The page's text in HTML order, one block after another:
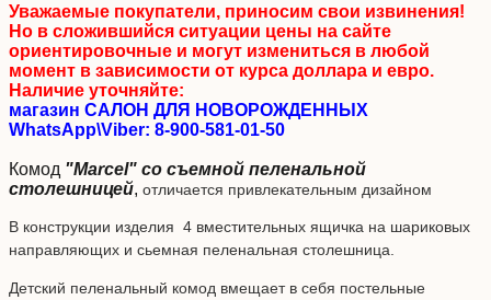
Уважаемые покупатели, приносим свои извинения!
Но в сложившийся ситуации цены на сайте
ориентировочные и могут измениться в любой
момент в зависимости от курса доллара и евро.
Наличие уточняйте:
магазин САЛОН ДЛЯ НОВОРОЖДЕННЫХ
WhatsApp\Viber: 8-900-581-01-50
Комод "Marcel" со съемной пеленальной
столешницей, отличается привлекательным дизайном
В конструкции изделия 4 вместительных ящичка на шариковых
направляющих и сьемная пеленальная столешница.
Детский пеленальный комод вмещает в себя постельные